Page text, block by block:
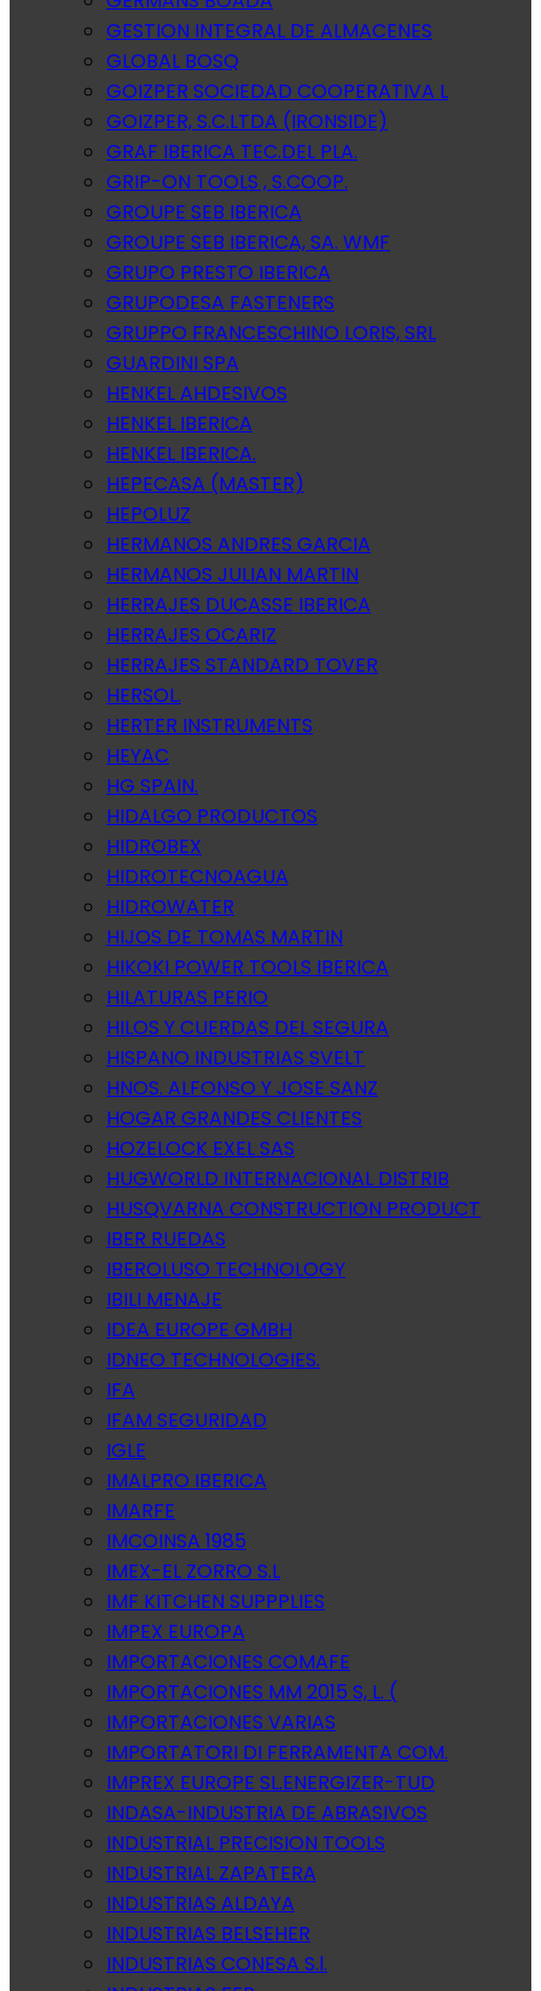
GESTION INTEGRAL DE ALMACENES
GLOBAL BOSQ
GOIZPER SOCIEDAD COOPERATIVA L
GOIZPER, S.C.LTDA (IRONSIDE)
GRAF IBERICA TEC.DEL PLA.
GRIP-ON TOOLS , S.COOP.
GROUPE SEB IBERICA
GROUPE SEB IBERICA, SA. WMF
GRUPO PRESTO IBERICA
GRUPODESA FASTENERS
GRUPPO FRANCESCHINO LORIS, SRL
GUARDINI SPA
HENKEL AHDESIVOS
HENKEL IBERICA
HENKEL IBERICA.
HEPECASA (MASTER)
HEPOLUZ
HERMANOS ANDRES GARCIA
HERMANOS JULIAN MARTIN
HERRAJES DUCASSE IBERICA
HERRAJES OCARIZ
HERRAJES STANDARD TOVER
HERSOL.
HERTER INSTRUMENTS
HEYAC
HG SPAIN.
HIDALGO PRODUCTOS
HIDROBEX
HIDROTECNOAGUA
HIDROWATER
HIJOS DE TOMAS MARTIN
HIKOKI POWER TOOLS IBERICA
HILATURAS PERIO
HILOS Y CUERDAS DEL SEGURA
HISPANO INDUSTRIAS SVELT
HNOS. ALFONSO Y JOSE SANZ
HOGAR GRANDES CLIENTES
HOZELOCK EXEL SAS
HUGWORLD INTERNACIONAL DISTRIB
HUSQVARNA CONSTRUCTION PRODUCT
IBER RUEDAS
IBEROLUSO TECHNOLOGY
IBILI MENAJE
IDEA EUROPE GMBH
IDNEO TECHNOLOGIES.
IFA
IFAM SEGURIDAD
IGLE
IMALPRO IBERICA
IMARFE
IMCOINSA 1985
IMEX-EL ZORRO S.L
IMF KITCHEN SUPPPLIES
IMPEX EUROPA
IMPORTACIONES COMAFE
IMPORTACIONES MM 2015 S, L. (
IMPORTACIONES VARIAS
IMPORTATORI DI FERRAMENTA COM.
IMPREX EUROPE SL.ENERGIZER-TUD
INDASA-INDUSTRIA DE ABRASIVOS
INDUSTRIAL PRECISION TOOLS
INDUSTRIAL ZAPATERA
INDUSTRIAS ALDAYA
INDUSTRIAS BELSEHER
INDUSTRIAS CONESA S.l.